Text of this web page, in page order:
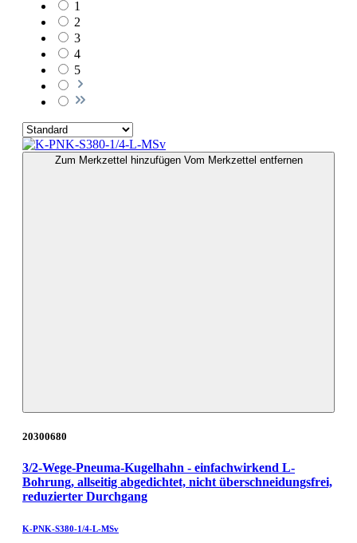
1
2
3
4
5
Zum Merkzettel hinzufügen Vom Merkzettel entfernen
20300680
3/2-Wege-Pneuma-Kugelhahn - einfachwirkend L-
Bohrung, allseitig abgedichtet, nicht überschneidungsfrei,
reduzierter Durchgang
K-PNK-S380-1/4-L-MSv